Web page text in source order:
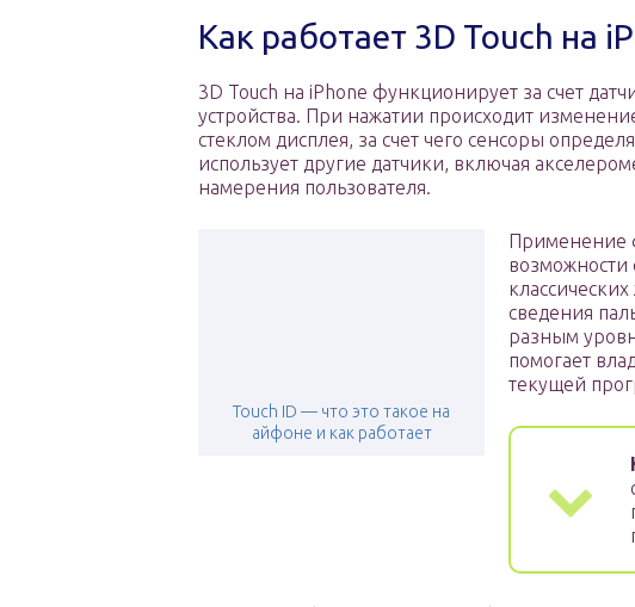
Как работает 3D Touch на
3D Touch на iPhone функционирует за счет
устройства. При нажатии происходит
стеклом дисплея, за счет чего сенсоры
использует другие датчики, включая
намерения пользователя.
Touch ID — что это такое на
айфоне и как работает
Применение
возможности
сведения
разным
помогает
текущей